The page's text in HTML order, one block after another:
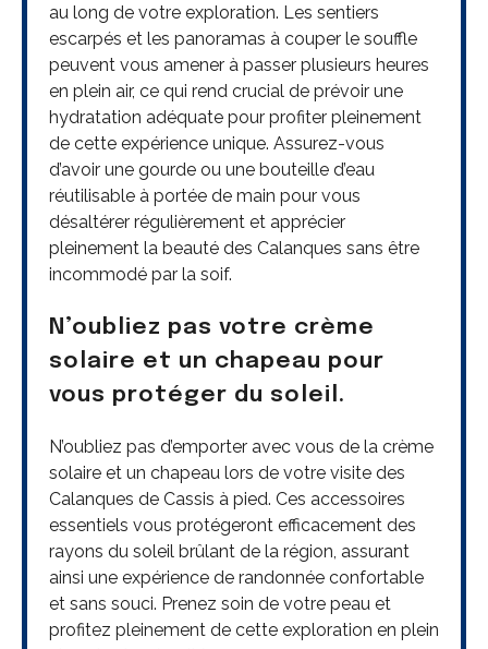
au long de votre exploration. Les sentiers
escarpés et les panoramas à couper le souffle
peuvent vous amener à passer plusieurs heures
en plein air, ce qui rend crucial de prévoir une
hydratation adéquate pour profiter pleinement
de cette expérience unique. Assurez-vous
d’avoir une gourde ou une bouteille d’eau
réutilisable à portée de main pour vous
désaltérer régulièrement et apprécier
pleinement la beauté des Calanques sans être
incommodé par la soif.
N’oubliez pas votre crème
solaire et un chapeau pour
vous protéger du soleil.
N’oubliez pas d’emporter avec vous de la crème
solaire et un chapeau lors de votre visite des
Calanques de Cassis à pied. Ces accessoires
essentiels vous protégeront efficacement des
rayons du soleil brûlant de la région, assurant
ainsi une expérience de randonnée confortable
et sans souci. Prenez soin de votre peau et
profitez pleinement de cette exploration en plein